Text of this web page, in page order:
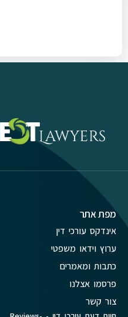
מפת אתר
אינדקס עורכי דין
ערוץ וידאו משפטי
כתבות ומאמרים
פרסמו אצלנו
צור קשר